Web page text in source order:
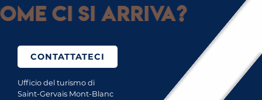
ci si arriva?
CONTATTATECI
Ufficio del turismo di
Saint-Gervais Mont-Blanc